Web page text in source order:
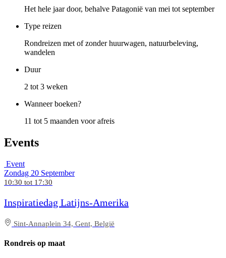
Het hele jaar door, behalve Patagonië van mei tot september
Type reizen
Rondreizen met of zonder huurwagen, natuurbeleving,
wandelen
Duur
2 tot 3 weken
Wanneer boeken?
11 tot 5 maanden voor afreis
Events
Event
Zondag 20 September
10:30 tot 17:30
Inspiratiedag Latijns-Amerika
Sint-Annaplein 34, Gent, België
Rondreis op maat